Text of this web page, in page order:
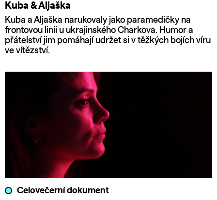
Kuba & Aljaška
Kuba a Aljaška narukovaly jako paramedičky na
frontovou linii u ukrajinského Charkova. Humor a
přátelství jim pomáhají udržet si v těžkých bojích víru
ve vítězství.
Celovečerní dokument